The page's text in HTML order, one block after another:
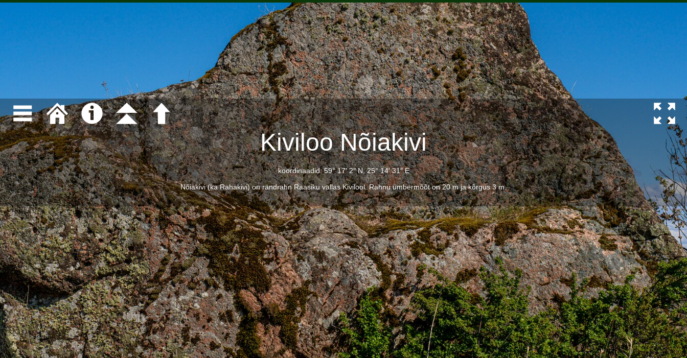
Kiviloo Nõiakivi
koordinaadid: 59° 17′ 2″ N, 25° 14′ 31″ E
Nõiakivi (ka Rahakivi) on rändrahn Raasiku vallas Kivilool. Rahnu ümbermõõt on 20 m ja kõrgus 3 m.